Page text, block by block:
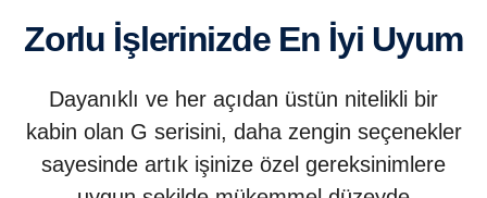
Zorlu İşlerinizde En İyi Uyum
Dayanıklı ve her açıdan üstün nitelikli bir
kabin olan G serisini, daha zengin seçenekler
sayesinde artık işinize özel gereksinimlere